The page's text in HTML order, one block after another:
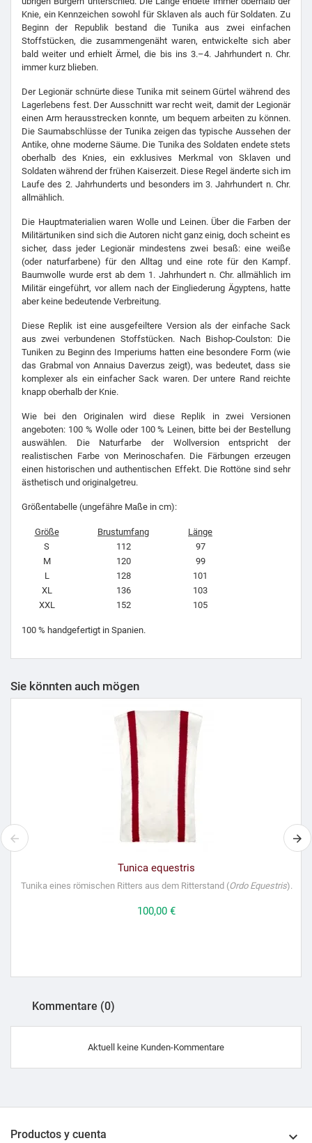
Knie, ein Kennzeichen sowohl für Sklaven als auch für Soldaten. Zu
Beginn der Republik bestand die Tunika aus zwei einfachen
Stoffstücken, die zusammengenäht waren, entwickelte sich aber
bald weiter und erhielt Ärmel, die bis ins 3.–4. Jahrhundert n. Chr.
immer kurz blieben.
Der Legionär schnürte diese Tunika mit seinem Gürtel während des
Lagerlebens fest. Der Ausschnitt war recht weit, damit der Legionär
einen Arm herausstrecken konnte, um bequem arbeiten zu können.
Die Saumabschlüsse der Tunika zeigen das typische Aussehen der
Antike, ohne moderne Säume. Die Tunika des Soldaten endete stets
oberhalb des Knies, ein exklusives Merkmal von Sklaven und
Soldaten während der frühen Kaiserzeit. Diese Regel änderte sich im
Laufe des 2. Jahrhunderts und besonders im 3. Jahrhundert n. Chr.
allmählich.
Die Hauptmaterialien waren Wolle und Leinen. Über die Farben der
Militärtuniken sind sich die Autoren nicht ganz einig, doch scheint es
sicher, dass jeder Legionär mindestens zwei besaß: eine weiße
(oder naturfarbene) für den Alltag und eine rote für den Kampf.
Baumwolle wurde erst ab dem 1. Jahrhundert n. Chr. allmählich im
Militär eingeführt, vor allem nach der Eingliederung Ägyptens, hatte
aber keine bedeutende Verbreitung.
Diese Replik ist eine ausgefeiltere Version als der einfache Sack
aus zwei verbundenen Stoffstücken. Nach Bishop-Coulston: Die
Tuniken zu Beginn des Imperiums hatten eine besondere Form (wie
das Grabmal von Annaius Daverzus zeigt), was bedeutet, dass sie
komplexer als ein einfacher Sack waren. Der untere Rand reichte
knapp oberhalb der Knie.
Wie bei den Originalen wird diese Replik in zwei Versionen
angeboten: 100 % Wolle oder 100 % Leinen, bitte bei der Bestellung
auswählen. Die Naturfarbe der Wollversion entspricht der
realistischen Farbe von Merinoschafen. Die Färbungen erzeugen
einen historischen und authentischen Effekt. Die Rottöne sind sehr
ästhetisch und originalgetreu.
Größentabelle (ungefähre Maße in cm):
Größe Brustumfang
Länge
S
112
97
M
120
99
L
128
101
XL
136
103
XXL
152 105
100 % handgefertigt in Spanien.
Sie könnten auch mögen
Tunica equestris
Tunika eines römischen Ritters aus dem Ritterstand (Ordo Equestris).
Preis
100,00 €
Kommentare (0)
Aktuell keine Kunden-Kommentare
Productos y cuenta 